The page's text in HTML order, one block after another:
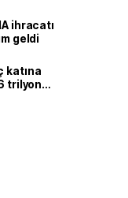
ihracatı
geldi
katına
trilyon